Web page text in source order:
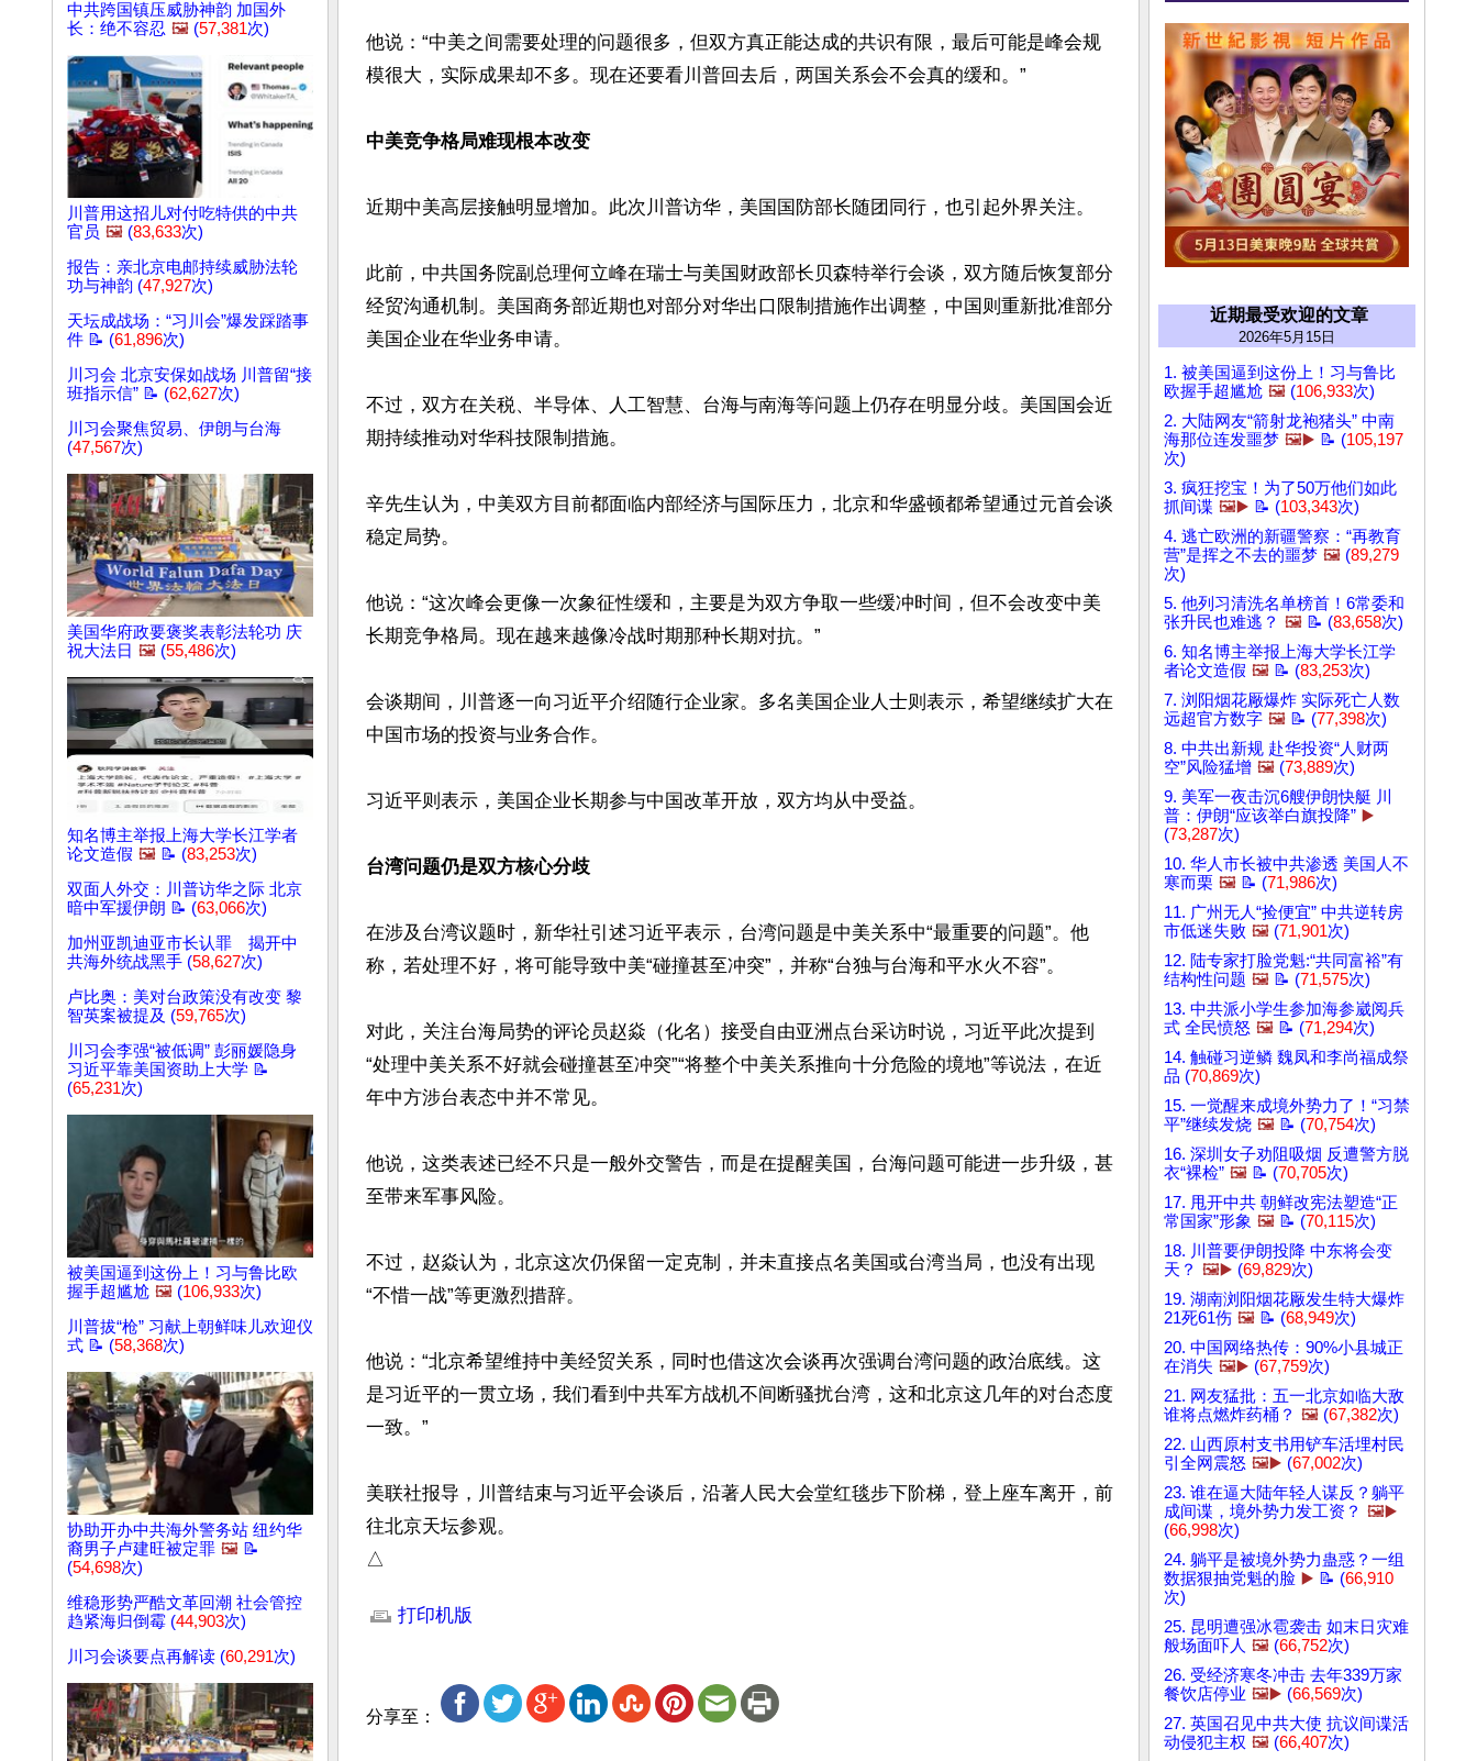
中共跨国镇压威胁神韵 加国外
长：绝不容忍 🖼️ (57,381次)
川普用这招儿对付吃特供的中共
官员 🖼️ (83,633次)
报告：亲北京电邮持续威胁法轮
功与神韵 (47,927次)
天坛成战场：“习川会”爆发踩踏事
件 📝 (61,896次)
川习会 北京安保如战场 川普留“接
班指示信” 📝 (62,627次)
川习会聚焦贸易、伊朗与台海
(47,567次)
美国华府政要褒奖表彰法轮功 庆
祝大法日 🖼️ (55,486次)
知名博主举报上海大学长江学者
论文造假 🖼️ 📝 (83,253次)
双面人外交：川普访华之际 北京
暗中军援伊朗 📝 (63,066次)
加州亚凯迪亚市长认罪 揭开中
共海外统战黑手 (58,627次)
卢比奥：美对台政策没有改变 黎
智英案被提及 (59,765次)
川习会李强“被低调” 彭丽媛隐身
习近平靠美国资助上大学 📝
(65,231次)
被美国逼到这份上！习与鲁比欧
握手超尴尬 🖼️ (106,933次)
川普拔“枪” 习献上朝鲜味儿欢迎仪
式 📝 (58,368次)
协助开办中共海外警务站 纽约华
裔男子卢建旺被定罪 🖼️ 📝
(54,698次)
维稳形势严酷文革回潮 社会管控
趋紧海归倒霉 (44,903次)
川习会谈要点再解读 (60,291次)
他说：“中美之间需要处理的问题很多，但双方真正能达成的共识有限，最后可能是峰会规
模很大，实际成果却不多。现在还要看川普回去后，两国关系会不会真的缓和。”
中美竞争格局难现根本改变
近期中美高层接触明显增加。此次川普访华，美国国防部长随团同行，也引起外界关注。
此前，中共国务院副总理何立峰在瑞士与美国财政部长贝森特举行会谈，双方随后恢复部分
经贸沟通机制。美国商务部近期也对部分对华出口限制措施作出调整，中国则重新批准部分
美国企业在华业务申请。
不过，双方在关税、半导体、人工智慧、台海与南海等问题上仍存在明显分歧。美国国会近
期持续推动对华科技限制措施。
辛先生认为，中美双方目前都面临内部经济与国际压力，北京和华盛顿都希望通过元首会谈
稳定局势。
他说：“这次峰会更像一次象征性缓和，主要是为双方争取一些缓冲时间，但不会改变中美
长期竞争格局。现在越来越像冷战时期那种长期对抗。”
会谈期间，川普逐一向习近平介绍随行企业家。多名美国企业人士则表示，希望继续扩大在
中国市场的投资与业务合作。
习近平则表示，美国企业长期参与中国改革开放，双方均从中受益。
台湾问题仍是双方核心分歧
在涉及台湾议题时，新华社引述习近平表示，台湾问题是中美关系中“最重要的问题”。他
称，若处理不好，将可能导致中美“碰撞甚至冲突”，并称“台独与台海和平水火不容”。
对此，关注台海局势的评论员赵焱（化名）接受自由亚洲点台采访时说，习近平此次提到
“处理中美关系不好就会碰撞甚至冲突”“将整个中美关系推向十分危险的境地”等说法，在近
年中方涉台表态中并不常见。
他说，这类表述已经不只是一般外交警告，而是在提醒美国，台海问题可能进一步升级，甚
至带来军事风险。
不过，赵焱认为，北京这次仍保留一定克制，并未直接点名美国或台湾当局，也没有出现
“不惜一战”等更激烈措辞。
他说：“北京希望维持中美经贸关系，同时也借这次会谈再次强调台湾问题的政治底线。这
是习近平的一贯立场，我们看到中共军方战机不间断骚扰台湾，这和北京这几年的对台态度
一致。”
美联社报导，川普结束与习近平会谈后，沿著人民大会堂红毯步下阶梯，登上座车离开，前
往北京天坛参观。
△
打印机版
分享至：
近期最受欢迎的文章
2026年5月15日
1. 被美国逼到这份上！习与鲁比
欧握手超尴尬 🖼️ (106,933次)
2. 大陆网友“箭射龙袍猪头” 中南
海那位连发噩梦 🖼️▶️ 📝 (105,197
次)
3. 疯狂挖宝！为了50万他们如此
抓间谍 🖼️▶️ 📝 (103,343次)
4. 逃亡欧洲的新疆警察：“再教育
营”是挥之不去的噩梦 🖼️ (89,279
次)
5. 他列习清洗名单榜首！6常委和
张升民也难逃？ 🖼️ 📝 (83,658次)
6. 知名博主举报上海大学长江学
者论文造假 🖼️ 📝 (83,253次)
7. 浏阳烟花厰爆炸 实际死亡人数
远超官方数字 🖼️ 📝 (77,398次)
8. 中共出新规 赴华投资“人财两
空”风险猛增 🖼️ (73,889次)
9. 美军一夜击沉6艘伊朗快艇 川
普：伊朗“应该举白旗投降” ▶️
(73,287次)
10. 华人市长被中共渗透 美国人不
寒而栗 🖼️ 📝 (71,986次)
11. 广州无人“捡便宜” 中共逆转房
市低迷失败 🖼️ (71,901次)
12. 陆专家打脸党魁:“共同富裕”有
结构性问题 🖼️ 📝 (71,575次)
13. 中共派小学生参加海参崴阅兵
式 全民愤怒 🖼️ 📝 (71,294次)
14. 触碰习逆鳞 魏凤和李尚福成祭
品 (70,869次)
15. 一觉醒来成境外势力了！“习禁
平”继续发烧 🖼️ 📝 (70,754次)
16. 深圳女子劝阻吸烟 反遭警方脱
衣“裸检” 🖼️ 📝 (70,705次)
17. 甩开中共 朝鲜改宪法塑造“正
常国家”形象 🖼️ 📝 (70,115次)
18. 川普要伊朗投降 中东将会变
天？ 🖼️▶️ (69,829次)
19. 湖南浏阳烟花厰发生特大爆炸
21死61伤 🖼️ 📝 (68,949次)
20. 中国网络热传：90%小县城正
在消失 🖼️▶️ (67,759次)
21. 网友猛批：五一北京如临大敌
谁将点燃炸药桶？ 🖼️ (67,382次)
22. 山西原村支书用铲车活埋村民
引全网震怒 🖼️▶️ (67,002次)
23. 谁在逼大陆年轻人谋反？躺平
成间谍，境外势力发工资？ 🖼️▶️
(66,998次)
24. 躺平是被境外势力蛊惑？一组
数据狠抽党魁的脸 ▶️ 📝 (66,910
次)
25. 昆明遭强冰雹袭击 如末日灾难
般场面吓人 🖼️ (66,752次)
26. 受经济寒冬冲击 去年339万家
餐饮店停业 🖼️▶️ (66,569次)
27. 英国召见中共大使 抗议间谍活
动侵犯主权 🖼️ (66,407次)